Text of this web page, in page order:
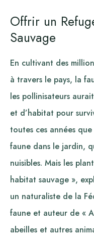
Offrir un
Sauvage
En cultivant des
à travers le pays, la
les pollinisateurs
et d’habitat pour
toutes ces années
faune dans le jardin,
nuisibles. Mais les
habitat sauvage »,
un naturaliste de la
faune et auteur de «
abeilles et autres